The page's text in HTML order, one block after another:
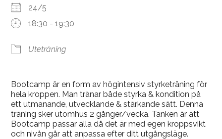
24/5
18:30 - 19:30
Uteträning
Bootcamp är en form av högintensiv styrketräning för
hela kroppen. Man tränar både styrka & kondition på
ett utmanande, utvecklande & stärkande sätt. Denna
träning sker utomhus 2 gånger/vecka. Tanken är att
Bootcamp passar alla då det är med egen kroppsvikt
och nivån går att anpassa efter ditt utgångsläge.